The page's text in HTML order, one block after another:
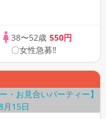
が対象
38〜52歳 550円
〇女性急募‼